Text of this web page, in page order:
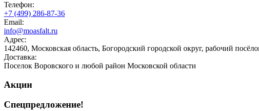
Телефон:
+7 (499) 286-87-36
Email:
info@moasfalt.ru
Адрес:
142460, Московская область, Богородский городской округ, рабочий
Доставка:
Поселок Воровского и любой район Московской области
Акции
Спецпредложение!